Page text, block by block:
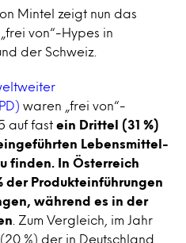
Mintel zeigt nun das
von“-Hypes in
der Schweiz.
waren „frei von“-
auf fast ein Drittel (31 %)
Lebensmittel-
finden. In Österreich
der Produkteinführungen
während es in der
. Zum Vergleich, im Jahr
%) der in Deutschland